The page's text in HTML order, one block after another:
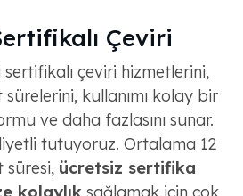
Çeviri
çeviri hizmetlerini,
sürelerini, kullanımı kolay bir
ve daha fazlasını sunar.
tutuyoruz. Ortalama 12
süresi, ücretsiz sertifika